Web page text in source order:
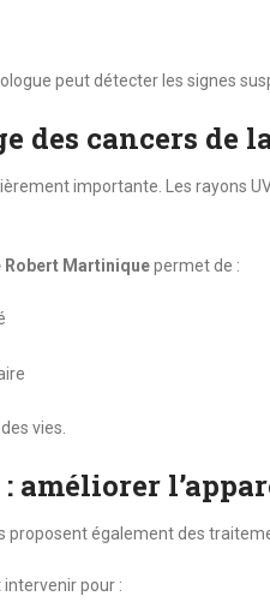
peut détecter les signes
des cancers de
importante. Les rayons
Robert Martiniquepermet de :
vies.
améliorer
proposent également des
intervenir pour :